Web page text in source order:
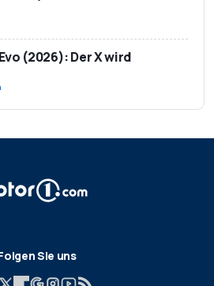
(2026): Der X wird
Sie uns